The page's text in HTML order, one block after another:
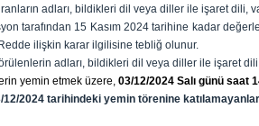
adları, bildikleri dil veya diller ile işaret dili,
tarafından 15 Kasım 2024 tarihine kadar
ilişkin karar ilgilisine tebliğ olunur.
adları, bildikleri dil veya diller ile işaret
yemin etmek üzere, 03/12/2024 Salı günü saat
2024 tarihindeki yemin törenine